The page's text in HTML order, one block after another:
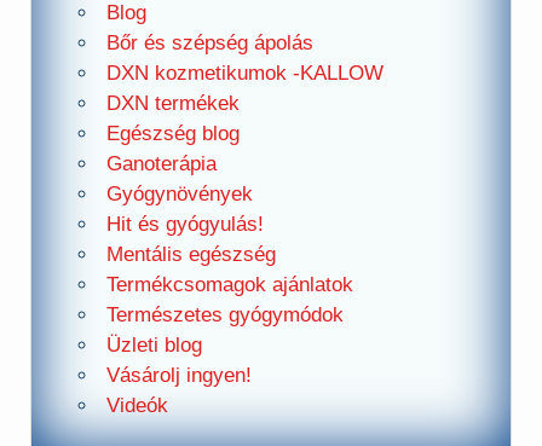
Blog
Bőr és szépség ápolás
DXN kozmetikumok -KALLOW
DXN termékek
Egészség blog
Ganoterápia
Gyógynövények
Hit és gyógyulás!
Mentális egészség
Termékcsomagok ajánlatok
Természetes gyógymódok
Üzleti blog
Vásárolj ingyen!
Videók